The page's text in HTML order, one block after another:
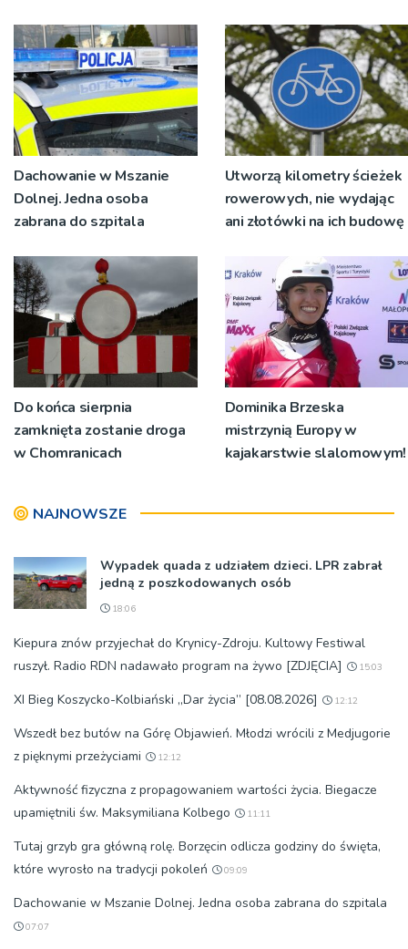
pokoleń
Dachowanie w Mszanie
Dolnej. Jedna osoba
zabrana do szpitala
Utworzą kilometry ścieżek
rowerowych, nie wydając
ani złotówki na ich budowę
Do końca sierpnia
zamknięta zostanie droga
w Chomranicach
Dominika Brzeska
mistrzynią Europy w
kajakarstwie slalomowym!
NAJNOWSZE
Wypadek quada z udziałem dzieci. LPR zabrał
jedną z poszkodowanych osób
18:06
Kiepura znów przyjechał do Krynicy-Zdroju. Kultowy Festiwal
ruszył. Radio RDN nadawało program na żywo [ZDJĘCIA]
15:03
XI Bieg Koszycko-Kolbiański „Dar życia” [08.08.2026] 12:12
Wszedł bez butów na Górę Objawień. Młodzi wrócili z Medjugorie
z pięknymi przeżyciami
12:12
Aktywność fizyczna z propagowaniem wartości życia. Biegacze
upamiętnili św. Maksymiliana Kolbego
11:11
Tutaj grzyb gra główną rolę. Borzęcin odlicza godziny do święta,
które wyrosło na tradycji pokoleń
09:09
Dachowanie w Mszanie Dolnej. Jedna osoba zabrana do szpitala
07:07